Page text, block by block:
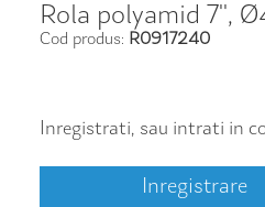
Rola polyamid 7'',
Cod produs: R0917240
Inregistrati, sau intrati in
Inregistrare